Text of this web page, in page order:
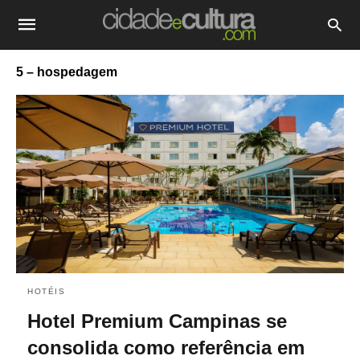
5 – hospedagem
HOTÉIS
Hotel Premium Campinas se
consolida como referência em